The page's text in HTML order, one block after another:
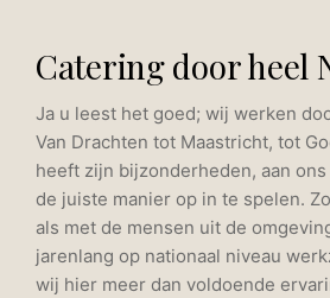
Catering door heel
Ja u leest het goed; wij werken
Van Drachten tot Maastricht, tot
heeft zijn bijzonderheden, aan
de juiste manier op in te spelen.
als met de mensen uit de
jarenlang op nationaal niveau
wij hier meer dan voldoende